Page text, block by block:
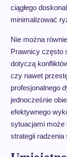
ciągłego
minimalizować
Nie można
Prawnicy często
dotyczą
czy nawet
profesjonalnego
jednocześnie
efektywnego
sytuacjami może
strategii radzenia